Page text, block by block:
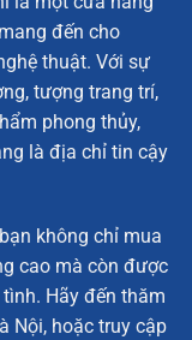
đến cho
thuật. Với sự
tượng trang trí,
phong thủy,
là địa chỉ tin cậy
không chỉ mua
cao mà còn được
Hãy đến thăm
Nội, hoặc truy cập